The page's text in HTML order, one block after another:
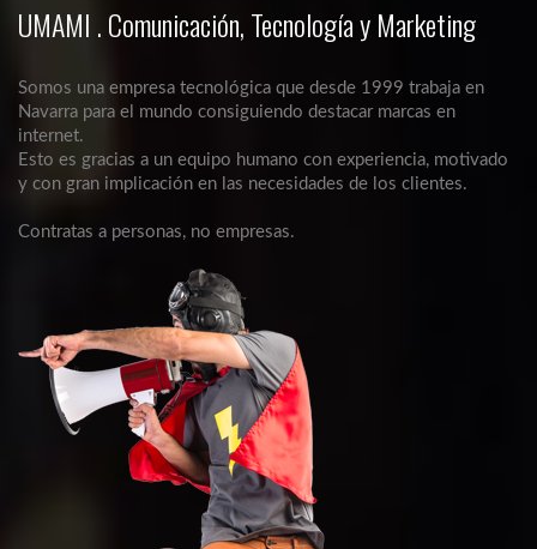
UMAMI . Comunicación, Tecnología y Marketing
Somos una empresa tecnológica que desde 1999 trabaja en
Navarra para el mundo consiguiendo destacar marcas en
internet.
Esto es gracias a un equipo humano con experiencia, motivado
y con gran implicación en las necesidades de los clientes.
Contratas a personas, no empresas.